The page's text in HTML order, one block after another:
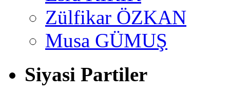
Zülfikar ÖZKAN
Musa GÜMUŞ
Siyasi Partiler